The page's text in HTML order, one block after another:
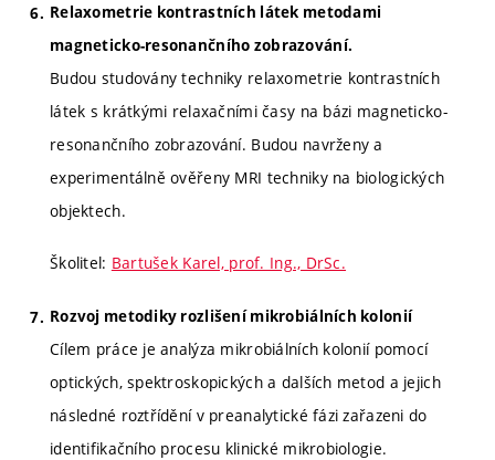
Relaxometrie kontrastních látek metodami
magneticko-resonančního zobrazování.
Budou studovány techniky relaxometrie kontrastních
látek s krátkými relaxačními časy na bázi magneticko-
resonančního zobrazování. Budou navrženy a
experimentálně ověřeny MRI techniky na biologických
objektech.
Školitel: Bartušek Karel, prof. Ing., DrSc.
Rozvoj metodiky rozlišení mikrobiálních kolonií
Cílem práce je analýza mikrobiálních kolonií pomocí
optických, spektroskopických a dalších metod a jejich
následné roztřídění v preanalytické fázi zařazeni do
identifikačního procesu klinické mikrobiologie.